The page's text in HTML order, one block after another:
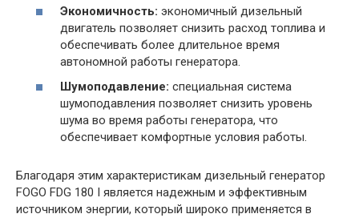
Экономичность: экономичный дизельный
двигатель позволяет снизить расход топлива и
обеспечивать более длительное время
автономной работы генератора.
Шумоподавление: специальная система
шумоподавления позволяет снизить уровень
шума во время работы генератора, что
обеспечивает комфортные условия работы.
Благодаря этим характеристикам дизельный генератор
FOGO FDG 180 I является надежным и эффективным
источником энергии, который широко применяется в